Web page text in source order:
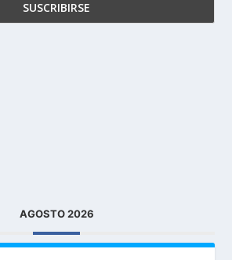
AGOSTO 2026